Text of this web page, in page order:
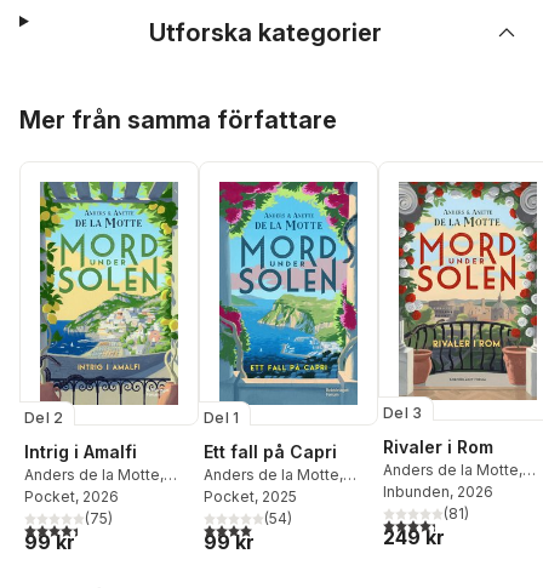
Utforska kategorier
Mer från samma författare
Del 2
Intrig i Amalfi
Anders de la Motte,
Anette de la Motte
Pocket, 2026
4,4utav 5 stjärnor. Totalt antal röster:
(75)
99 kr
Del 1
Ett fall på Capri
Anders de la Motte,
Anette de la Motte
Pocket, 2025
4,0utav 5 stjärnor. Totalt antal röster:
(54)
99 kr
Del 3
Rivaler i Rom
Anders de la Motte,
Anette de la Motte
Inbunden, 2026
4,3utav 5 stjärnor.
(81)
249 kr